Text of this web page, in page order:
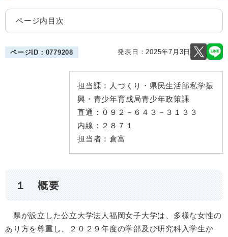
ページ内目次
ページID：0779208 発表日：2025年7月3日
担当課： 人づくり・県民生活部私学振
興・青少年育成局青少年政策課
直通： ０９２－６４３－３１３３
内線： ２８７１
担当者： 倉富
１ 概要
県が設立した公立大学法人福岡女子大学は、多様な女性の
あり方を尊重し、２０２９年度の学部及び研究科入学生か